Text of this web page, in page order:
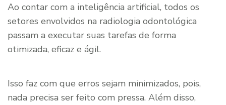
Ao contar com a inteligência artificial, todos os
setores envolvidos na radiologia odontológica
passam a executar suas tarefas de forma
otimizada, eficaz e ágil.
Isso faz com que erros sejam minimizados, pois,
nada precisa ser feito com pressa. Além disso,